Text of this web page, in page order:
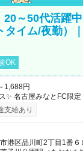
20～50代活躍
タイム/夜勤）
OK
1,688円
✨ 名古屋みなとFC限定
支給あり
港区品川町2丁目1番６